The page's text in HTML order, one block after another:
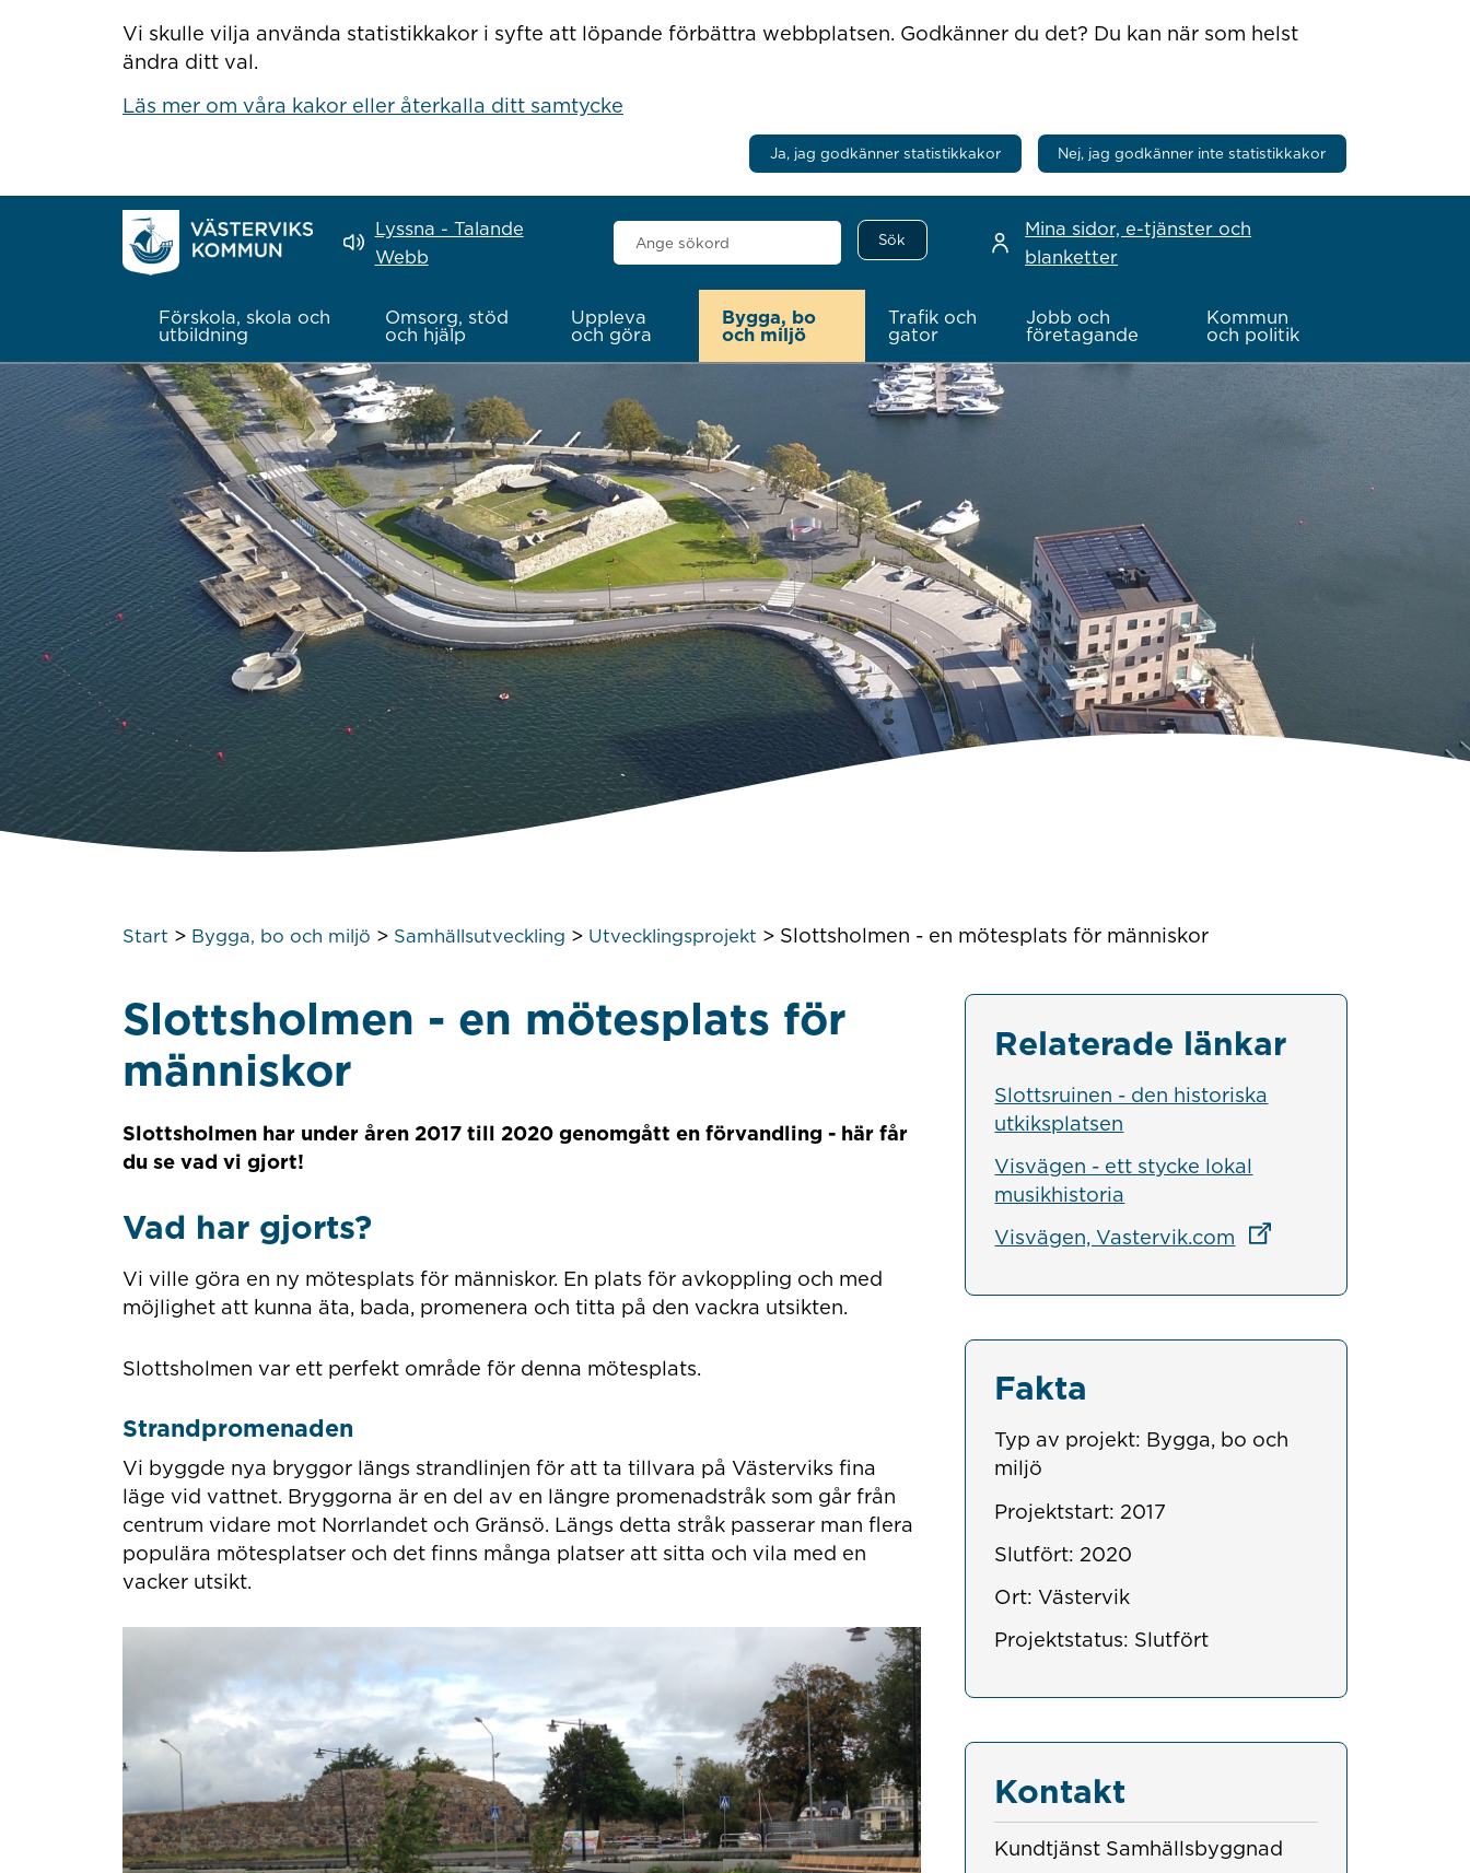
Vi skulle vilja använda statistikkakor i syfte att löpande förbättra webbplatsen. Godkänner du det? Du kan när som helst
ändra ditt val.
Läs mer om våra kakor eller återkalla ditt samtycke
Ja, jag godkänner statistikkakor Nej, jag godkänner inte statistikkakor
Lyssna - Talande
Webb
Sök
här
Mina sidor, e-tjänster och
blanketter
Förskola, skola och
utbildning
Omsorg, stöd
och hjälp
Uppleva
och göra
Bygga, bo
och miljö
Trafik och
gator
Jobb och
företagande
Kommun
och politik
Start > Bygga, bo och miljö > Samhällsutveckling > Utvecklingsprojekt > Slottsholmen - en mötesplats för människor
Slottsholmen - en mötesplats för
människor
Slottsholmen har under åren 2017 till 2020 genomgått en förvandling - här får
du se vad vi gjort!
Vad har gjorts?
Vi ville göra en ny mötesplats för människor. En plats för avkoppling och med
möjlighet att kunna äta, bada, promenera och titta på den vackra utsikten.
Slottsholmen var ett perfekt område för denna mötesplats.
Strandpromenaden
Vi byggde nya bryggor längs strandlinjen för att ta tillvara på Västerviks fina
läge vid vattnet. Bryggorna är en del av en längre promenadstråk som går från
centrum vidare mot Norrlandet och Gränsö. Längs detta stråk passerar man flera
populära mötesplatser och det finns många platser att sitta och vila med en
vacker utsikt.
Relaterade länkar
Slottsruinen - den historiska
utkiksplatsen
Visvägen - ett stycke lokal
musikhistoria
Visvägen, Vastervik.com Länk till annan
Fakta
Typ av projekt: Bygga, bo och
miljö
Projektstart: 2017
Slutfört: 2020
Ort: Västervik
Projektstatus: Slutfört
Kontakt
Kundtjänst Samhällsbyggnad